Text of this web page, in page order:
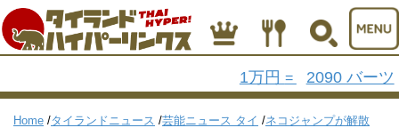
1万円 = 2090 バーツ
Home /タイランドニュース /芸能ニュース タイ /ネコジャンプが解散